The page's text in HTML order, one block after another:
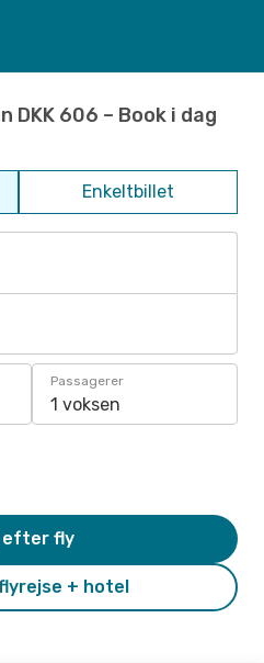
606 – Book i dag
Enkeltbillet
Passagerer
1 voksen
+ hotel
efter fly